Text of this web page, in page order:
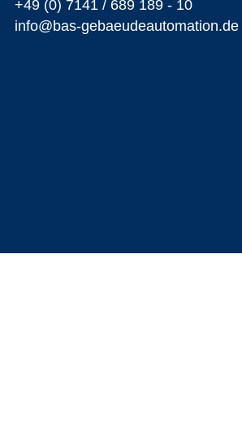
+49 (0) 7141 / 689 189 - 10
info@bas-gebaeudeautomation.de